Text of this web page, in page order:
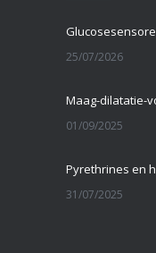
25/07/2026
01/09/2025
Pyrethrines en
31/07/2025